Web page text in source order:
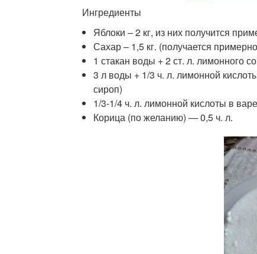
Ингредиенты
Яблоки – 2 кг, из них получится
Сахар – 1,5 кг. (получается
1 стакан воды + 2 ст. л. лимонного
3 л воды + 1/3 ч. л. лимонной
сироп)
1/3-1/4 ч. л. лимонной кислоты в
Корица (по желанию) — 0,5 ч. л.